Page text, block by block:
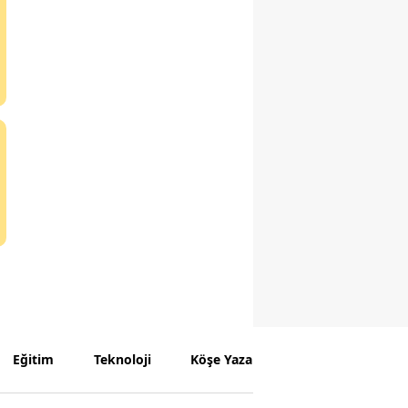
Eğitim Teknoloji Köşe Yazarları